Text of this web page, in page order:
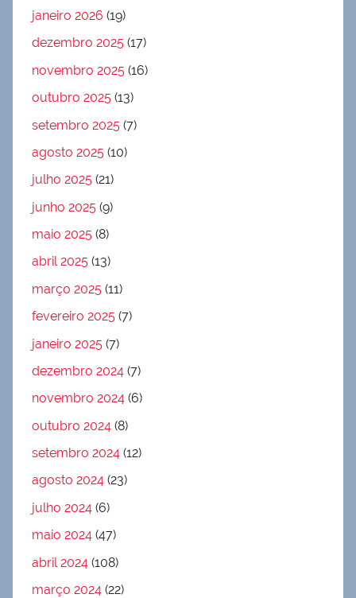
janeiro 2026 (19)
dezembro 2025 (17)
novembro 2025 (16)
outubro 2025 (13)
setembro 2025 (7)
agosto 2025 (10)
julho 2025 (21)
junho 2025 (9)
maio 2025 (8)
abril 2025 (13)
março 2025 (11)
fevereiro 2025 (7)
janeiro 2025 (7)
dezembro 2024 (7)
novembro 2024 (6)
outubro 2024 (8)
setembro 2024 (12)
agosto 2024 (23)
julho 2024 (6)
maio 2024 (47)
abril 2024 (108)
março 2024 (22)